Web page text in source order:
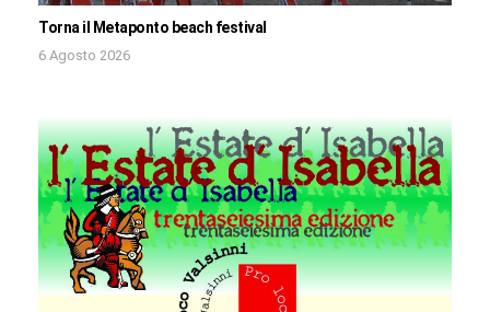
Torna il Metaponto beach festival
6 Agosto 2026